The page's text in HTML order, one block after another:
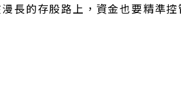
長的存股路上，資金也要精準